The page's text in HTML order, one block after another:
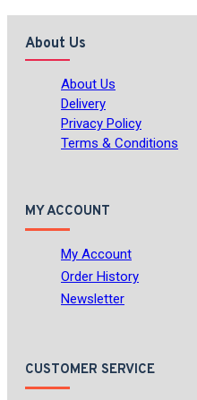
About Us
About Us
Delivery
Privacy Policy
Terms & Conditions
MY ACCOUNT
My Account
Order History
Newsletter
CUSTOMER SERVICE